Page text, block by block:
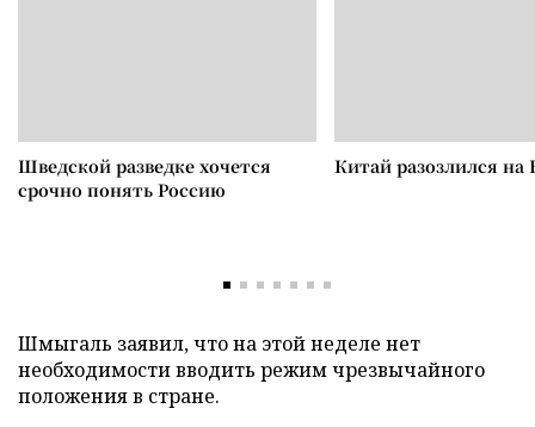
Шведской разведке хочется
срочно понять Россию
Китай разозлился на
Шмыгаль заявил, что на этой неделе нет
необходимости вводить режим чрезвычайного
положения в стране.